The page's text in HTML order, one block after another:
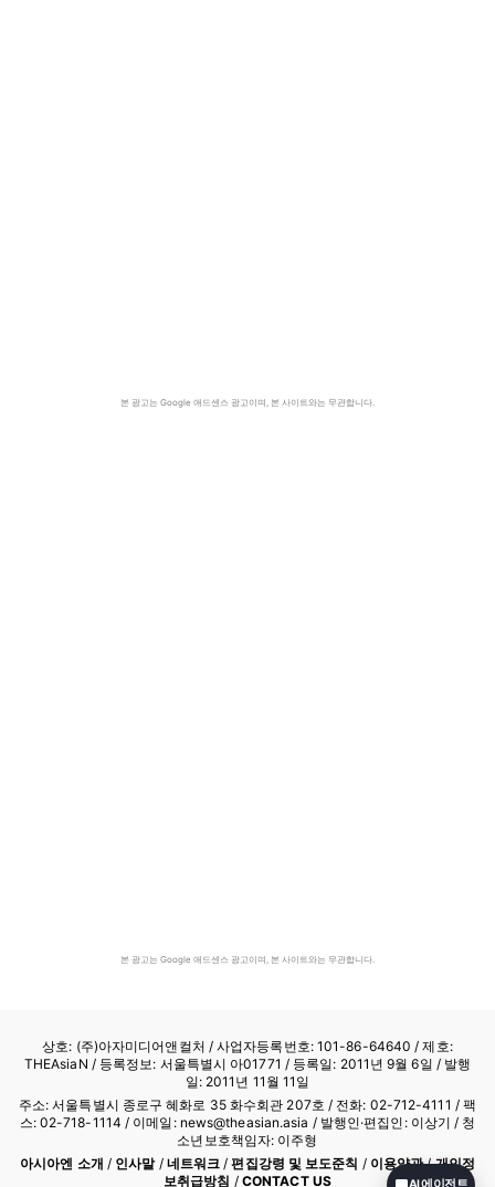
본 광고는 Google 애드센스 광고이며, 본 사이트와는 무관합니다.
본 광고는 Google 애드센스 광고이며, 본 사이트와는 무관합니다.
상호: (주)아자미디어앤컬처 /사업자등록번호: 101-86-64640 / 제호:
THEAsiaN / 등록정보: 서울특별시 아01771 / 등록일: 2011년 9월 6일 / 발행
일: 2011년 11월 11일
주소: 서울특별시 종로구 혜화로 35 화수회관 207호 / 전화: 02-712-4111 / 팩
스: 02-718-1114 / 이메일: news@theasian.asia / 발행인·편집인: 이상기 / 청
소년보호책임자: 이주형
아시아엔 소개 / 인사말/ 네트워크 /편집강령 및 보도준칙 / 이용약관/개인정
보취급방침 / CONTACT US